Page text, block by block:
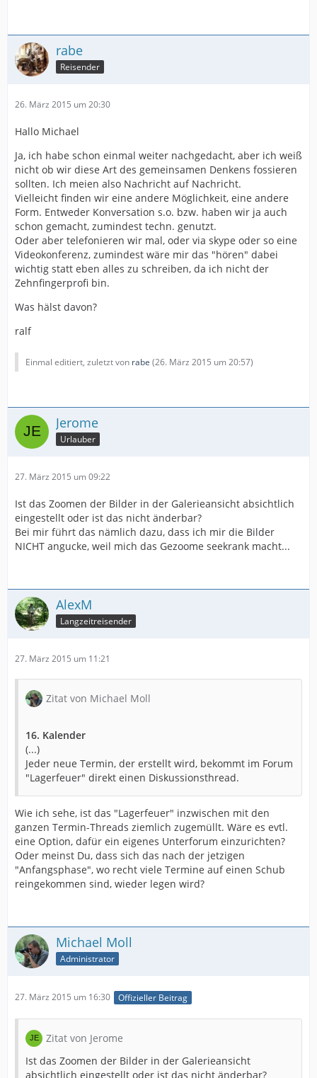
rabe
Reisender
26. März 2015 um 20:30
Hallo Michael
Ja, ich habe schon einmal weiter nachgedacht, aber ich weiß
nicht ob wir diese Art des gemeinsamen Denkens fossieren
sollten. Ich meien also Nachricht auf Nachricht.
Vielleicht finden wir eine andere Möglichkeit, eine andere
Form. Entweder Konversation s.o. bzw. haben wir ja auch
schon gemacht, zumindest techn. genutzt.
Oder aber telefonieren wir mal, oder via skype oder so eine
Videokonferenz, zumindest wäre mir das "hören" dabei
wichtig statt eben alles zu schreiben, da ich nicht der
Zehnfingerprofi bin.
Was hälst davon?
ralf
Einmal editiert, zuletzt von rabe (26. März 2015 um 20:57)
Jerome
Urlauber
27. März 2015 um 09:22
Ist das Zoomen der Bilder in der Galerieansicht absichtlich
eingestellt oder ist das nicht änderbar?
Bei mir führt das nämlich dazu, dass ich mir die Bilder
NICHT angucke, weil mich das Gezoome seekrank macht...
AlexM
Langzeitreisender
27. März 2015 um 11:21
Zitat von Michael Moll
16. Kalender
(...)
Jeder neue Termin, der erstellt wird, bekommt im Forum
"Lagerfeuer" direkt einen Diskussionsthread.
Wie ich sehe, ist das "Lagerfeuer" inzwischen mit den
ganzen Termin-Threads ziemlich zugemüllt. Wäre es evtl.
eine Option, dafür ein eigenes Unterforum einzurichten?
Oder meinst Du, dass sich das nach der jetzigen
"Anfangsphase", wo recht viele Termine auf einen Schub
reingekommen sind, wieder legen wird?
Michael Moll
Administrator
27. März 2015 um 16:30 Offizieller Beitrag
Zitat von Jerome
Ist das Zoomen der Bilder in der Galerieansicht
absichtlich eingestellt oder ist das nicht änderbar?